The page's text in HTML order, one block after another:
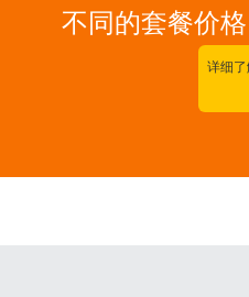
不同的套餐价
详细